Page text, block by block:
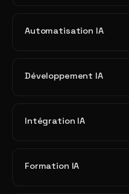
Automatisation IA
Développement IA
Intégration IA
Formation IA